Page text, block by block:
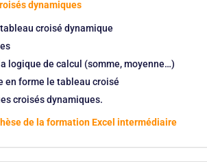
dynamiques
croisé dynamique
logique de calcul (somme, moyenne…)
en forme le tableau croisé
croisés dynamiques.
de la formation Excel intermédiaire